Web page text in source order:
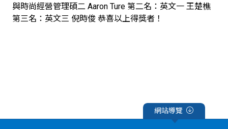
與時尚經營管理碩二 Aaron Ture 第二名：英文一 王楚樵
第三名：英文三 倪時俊 恭喜以上得獎者！
網站導覽